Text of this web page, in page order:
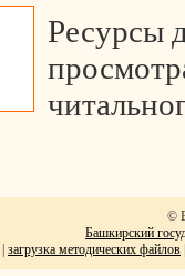
Ресурсы
©
Башкирский
загрузка методических файлов